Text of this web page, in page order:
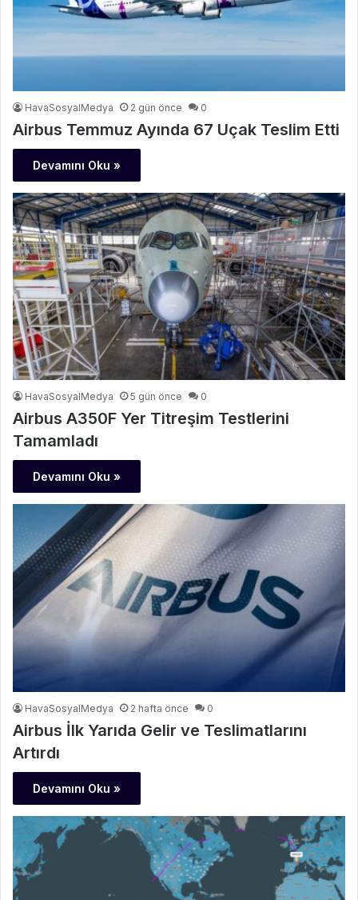
HavaSosyalMedya 2 gün önce 0
Airbus Temmuz Ayında 67 Uçak Teslim Etti
Devamını Oku »
HavaSosyalMedya 5 gün önce 0
Airbus A350F Yer Titreşim Testlerini
Tamamladı
Devamını Oku »
HavaSosyalMedya 2 hafta önce 0
Airbus İlk Yarıda Gelir ve Teslimatlarını
Artırdı
Devamını Oku »